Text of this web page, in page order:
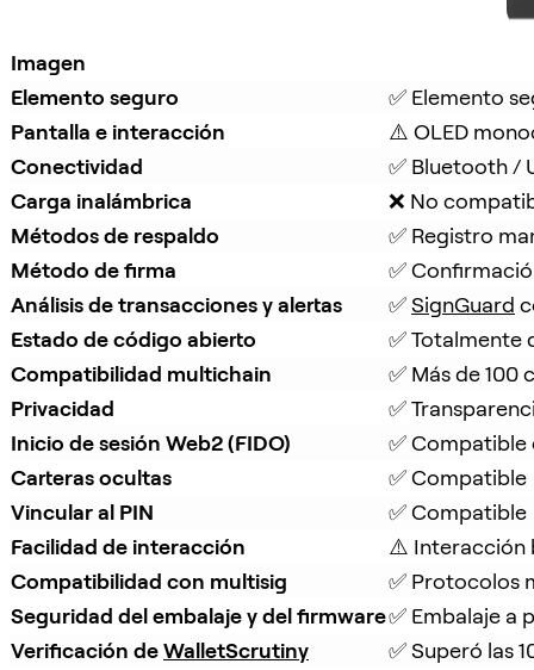
Imagen
Elemento seguro
✅ Elemento
Pantalla e interacción
⚠️ OLED
Conectividad
✅ Bluetooth /
Carga inalámbrica
❌ No
Métodos de respaldo
✅ Registro
Método de firma
✅
Análisis de transacciones y alertas
✅ SignGuard
Estado de código abierto
✅ Totalmente
Compatibilidad multichain
✅ Más de 100
Privacidad
✅
Inicio de sesión Web2 (FIDO)
✅
Carteras ocultas
✅ Compatible
Vincular al PIN
✅ Compatible
Facilidad de interacción
⚠️ Interacción
Compatibilidad con multisig
✅ Protocolos
Seguridad del embalaje y del firmware✅ Embalaje a
Verificación de WalletScrutiny
✅ Superó las